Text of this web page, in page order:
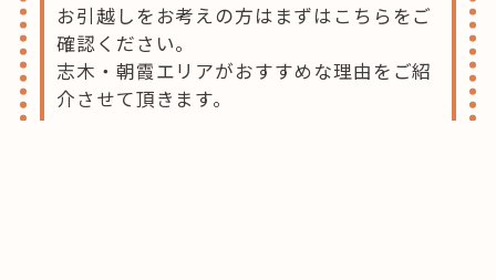
お引越しをお考えの方はまずはこちらをご
確認ください。
志木・朝霞エリアがおすすめな理由をご紹
介させて頂きます。